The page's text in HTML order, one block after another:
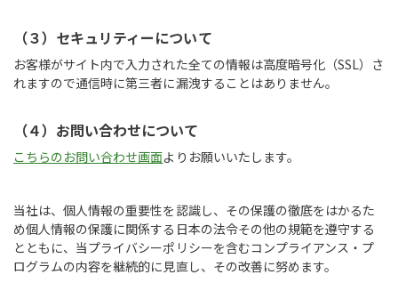
（３）セキュリティーについて
お客様がサイト内で入力された全ての情報は高度暗号化（SSL）さ
れますので通信時に第三者に漏洩することはありません。
（４）お問い合わせについて
こちらのお問い合わせ画面よりお願いいたします。
当社は、個人情報の重要性を認識し、その保護の徹底をはかるた
め個人情報の保護に関係する日本の法令その他の規範を遵守する
とともに、当プライバシーポリシーを含むコンプライアンス・プ
ログラムの内容を継続的に見直し、その改善に努めます。